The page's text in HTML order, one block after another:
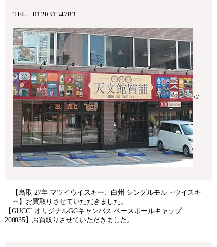
TEL 01203154783
</
【鳥取 27年 マツイウイスキー、白州 シングルモルトウイスキ
ー】お買取りさせていただきました。
【GUCCI オリジナルGGキャンバス ベースボールキャップ
200035】お買取りさせていただきました。